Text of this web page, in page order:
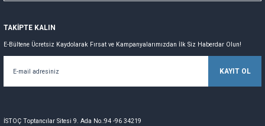
TAKİPTE KALIN
E-Bültene Ücretsiz Kaydolarak Fırsat ve Kampanyalarımızdan İlk Siz Haberdar Olun!
KAYIT OL
İSTOÇ Toptancılar Sitesi 9. Ada No.:94 -96 34219